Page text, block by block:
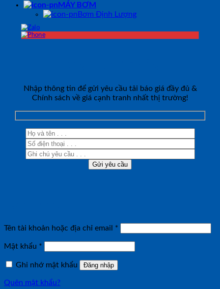
MÁY BƠM
Bơm Định Lượng
Nhập thông tin để gửi yêu cầu tải báo giá đầy đủ &
Chính sách về giá cạnh tranh nhất thị trường!
Tên tài khoản hoặc địa chỉ email *
Mật khẩu *
Ghi nhớ mật khẩu
Đăng nhập
Quên mật khẩu?